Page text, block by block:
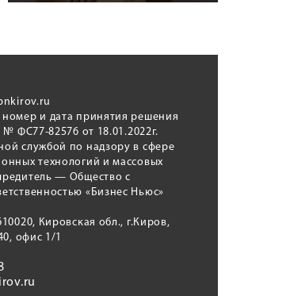
и дата принятия решения
ФС77-82576 от 18.01.2022г.
службой по надзору в сфере
технологий и массовых
— Общество с
«Бизнес Ньюс»
Кировская обл., г.Киров,
офис 1/1